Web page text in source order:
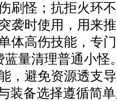
刷怪；抗拒火环
袭时使用，用来
体高伤技能，专
蓝量清理普通小怪
，避免资源透支
备选择遵循简单